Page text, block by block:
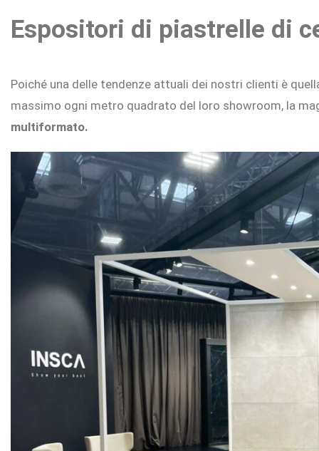
Espositori di piastrelle di
Poiché una delle tendenze attuali dei nostri clienti è
massimo ogni metro quadrato del loro showroom, la
multiformato.